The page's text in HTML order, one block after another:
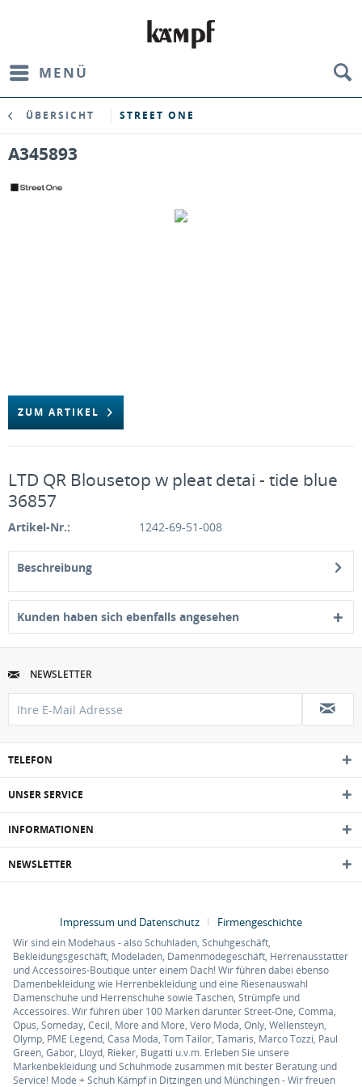
MENÜ
ÜBERSICHT STREET ONE
A345893
ZUM ARTIKEL
LTD QR Blousetop w pleat detai - tide blue
36857
Artikel-Nr.: 1242-69-51-008
Beschreibung
Kunden haben sich ebenfalls angesehen
NEWSLETTER
TELEFON
UNSER SERVICE
INFORMATIONEN
NEWSLETTER
Impressum und Datenschutz Firmengeschichte
Wir sind ein Modehaus - also Schuhladen, Schuhgeschäft,
Bekleidungsgeschäft, Modeladen, Damenmodegeschäft, Herrenausstatter
und Accessoires-Boutique unter einem Dach! Wir führen dabei ebenso
Damenbekleidung wie Herrenbekleidung und eine Riesenauswahl
Damenschuhe und Herrenschuhe sowie Taschen, Strümpfe und
Accessoires. Wir führen über 100 Marken darunter Street-One, Comma,
Opus, Someday, Cecil, More and More, Vero Moda, Only, Wellensteyn,
Olymp, PME Legend, Casa Moda, Tom Tailor, Tamaris, Marco Tozzi, Paul
Green, Gabor, Lloyd, Rieker, Bugatti u.v.m. Erleben Sie unsere
Markenbekleidung und Schuhmode zusammen mit bester Beratung und
Service! Mode + Schuh Kämpf in Ditzingen und Münchingen - Wir freuen